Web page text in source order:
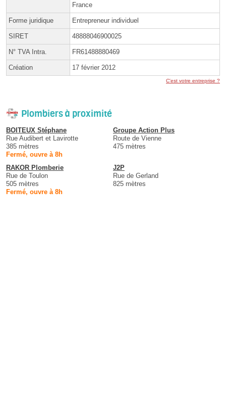
France
Forme juridique Entrepreneur individuel
SIRET 48888046900025
N° TVA Intra. FR61488880469
Création 17 février 2012
C'est votre entreprise ?
Plombiers à proximité
BOITEUX Stéphane
Rue Audibert et Lavirotte
385 mètres
Fermé, ouvre à 8h
Groupe Action Plus
Route de Vienne
475 mètres
RAKOR Plomberie
Rue de Toulon
505 mètres
Fermé, ouvre à 8h
J2P
Rue de Gerland
825 mètres